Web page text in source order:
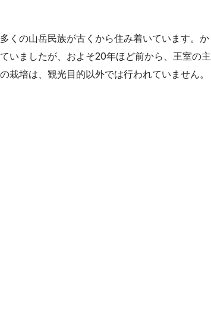
くの山岳民族が古くから住み着いています。か
いましたが、およそ20年ほど前から、王室の主
培は、観光目的以外では行われていません。